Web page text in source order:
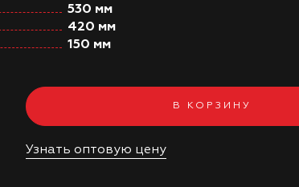
530 мм
420 мм
150 мм
В КОРЗИНУ
Узнать оптовую цену